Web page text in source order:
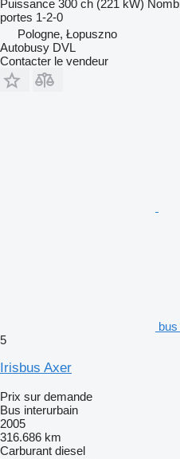
Puissance 300 ch (221 kW)
portes 1-2-0
Pologne, Łopuszno
Autobusy DVL
Contacter le vendeur
5
Irisbus Axer
Prix sur demande
Bus interurbain
2005
316.686 km
Carburant diesel